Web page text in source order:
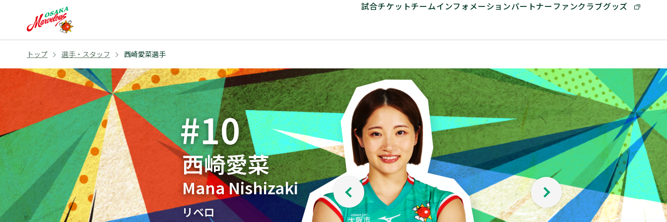
試合チケットチームインフォメーションパートナー ファンクラブグッズ
トップ 選手・スタッフ 西崎愛菜選手
#10
西崎愛菜
Mana Nishizaki
リベロ